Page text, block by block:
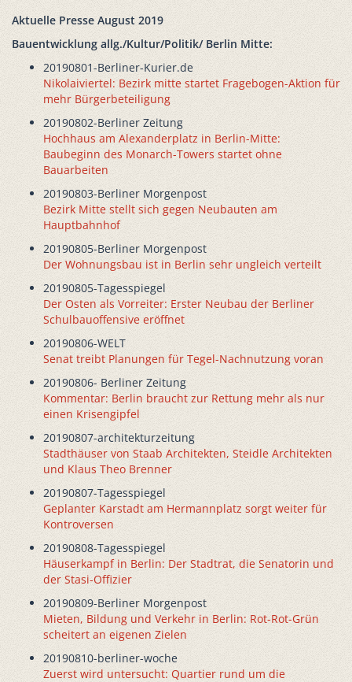
Aktuelle Presse August 2019
Bauentwicklung allg./Kultur/Politik/ Berlin Mitte:
20190801-Berliner-Kurier.de
Nikolaiviertel: Bezirk mitte startet Fragebogen-Aktion für
mehr Bürgerbeteiligung
20190802-Berliner Zeitung
Hochhaus am Alexanderplatz in Berlin-Mitte:
Baubeginn des Monarch-Towers startet ohne
Bauarbeiten
20190803-Berliner Morgenpost
Bezirk Mitte stellt sich gegen Neubauten am
Hauptbahnhof
20190805-Berliner Morgenpost
Der Wohnungsbau ist in Berlin sehr ungleich verteilt
20190805-Tagesspiegel
Der Osten als Vorreiter: Erster Neubau der Berliner
Schulbauoffensive eröffnet
20190806-WELT
Senat treibt Planungen für Tegel-Nachnutzung voran
20190806- Berliner Zeitung
Kommentar: Berlin braucht zur Rettung mehr als nur
einen Krisengipfel
20190807-architekturzeitung
Stadthäuser von Staab Architekten, Steidle Architekten
und Klaus Theo Brenner
20190807-Tagesspiegel
Geplanter Karstadt am Hermannplatz sorgt weiter für
Kontroversen
20190808-Tagesspiegel
Häuserkampf in Berlin: Der Stadtrat, die Senatorin und
der Stasi-Offizier
20190809-Berliner Morgenpost
Mieten, Bildung und Verkehr in Berlin: Rot-Rot-Grün
scheitert an eigenen Zielen
20190810-berliner-woche
Zuerst wird untersucht: Quartier rund um die